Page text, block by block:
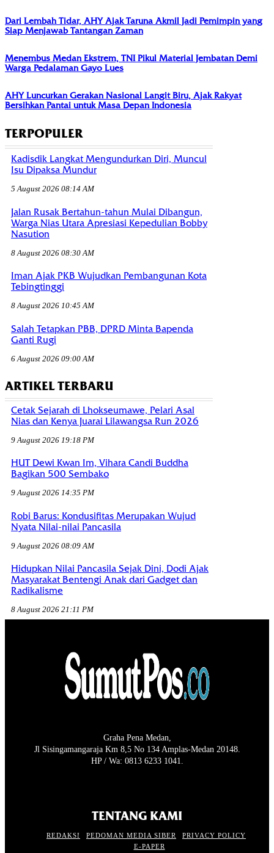
Dari Lembah Tidar, AHY Ajak Taruna Akmil Jadi Pemimpin yang
Siap Menjawab Tantangan Zaman
Menembus Medan Ekstrem, TNI Pikul Material Jembatan Demi
Warga Pedalaman Gayo Lues
AHY Luncurkan Gerakan Nasional Langit Biru, Ajak Rakyat
Bersihkan Pantai untuk Masa Depan Indonesia
TERPOPULER
Kadisdik Langkat Mengundurkan Diri, Muncul
Isu Dipaksa Mundur
5 August 2026 08:14 AM
Jalan Rusak Bertahun-tahun Mulai Dibangun,
Warga Nias Utara Apresiasi Kepedulian Bobby
Nasution
8 August 2026 08:30 AM
Iman Ajak PKB Wujudkan Pembangunan Kota
Tebingtinggi
8 August 2026 10:45 AM
Salah Tetapkan PBB, DPRD Minta Bapenda
Ganti Rugi
6 August 2026 09:00 AM
ARTIKEL TERBARU
Cetak Sejarah di Lhokseumawe, Pelari Asal
Nias dan Kenya Juarai Lilawangsa Run 2026
9 August 2026 19:18 PM
HUT Dewi Kwan Im, Vihara Candi Buddha
Bagikan 500 Sembako
9 August 2026 14:35 PM
Robi Barus: Kondusifitas Merupakan Wujud
Nyata Nilai-nilai Pancasila
9 August 2026 08:09 AM
Hidupkan Nilai Pancasila Sejak Dini, Dodi Ajak
Masyarakat Bentengi Anak dari Gadget dan
Radikalisme
8 August 2026 21:11 PM
Graha Pena Medan,
Jl Sisingamangaraja Km 8,5 No 134 Amplas-Medan 20148.
HP / Wa: 0813 6233 1041.
TENTANG KAMI
REDAKSI PEDOMAN MEDIA SIBER
PRIVACY POLICY
E-PAPER